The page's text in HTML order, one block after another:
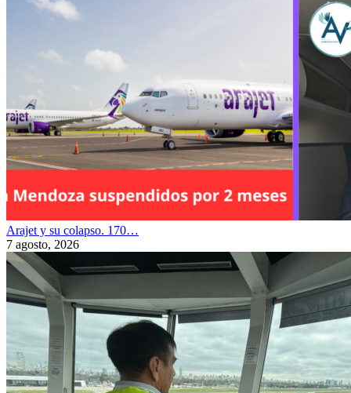
Arajet y su colapso. 170…
7 agosto, 2026